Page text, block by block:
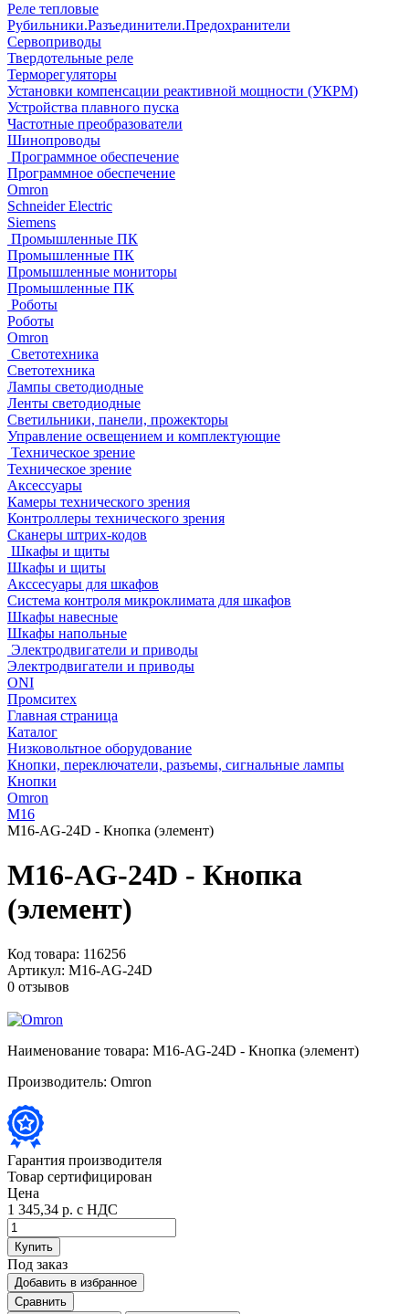
Реле тепловые
Рубильники.Разъединители.Предохранители
Сервоприводы
Твердотельные реле
Терморегуляторы
Установки компенсации реактивной мощности (УКРМ)
Устройства плавного пуска
Частотные преобразователи
Шинопроводы
Программное обеспечение
Программное обеспечение
Omron
Schneider Electric
Siemens
Промышленные ПК
Промышленные ПК
Промышленные мониторы
Промышленные ПК
Роботы
Роботы
Omron
Светотехника
Светотехника
Лампы светодиодные
Ленты светодиодные
Светильники, панели, прожекторы
Управление освещением и комплектующие
Техническое зрение
Техническое зрение
Аксессуары
Камеры технического зрения
Контроллеры технического зрения
Сканеры штрих-кодов
Шкафы и щиты
Шкафы и щиты
Акссесуары для шкафов
Система контроля микроклимата для шкафов
Шкафы навесные
Шкафы напольные
Электродвигатели и приводы
Электродвигатели и приводы
ONI
Промситех
Главная страница
Каталог
Низковольтное оборудование
Кнопки, переключатели, разъемы, сигнальные лампы
Кнопки
Omron
M16
M16-AG-24D - Кнопка (элемент)
M16-AG-24D - Кнопка
(элемент)
Код товара: 116256
Артикул: M16-AG-24D
0 отзывов
Наименование товара: M16-AG-24D - Кнопка (элемент)
Производитель: Omron
Гарантия производителя
Товар сертифицирован
Цена
1 345,34 р. с НДС
Купить
Под заказ
Добавить в избранное
Сравнить